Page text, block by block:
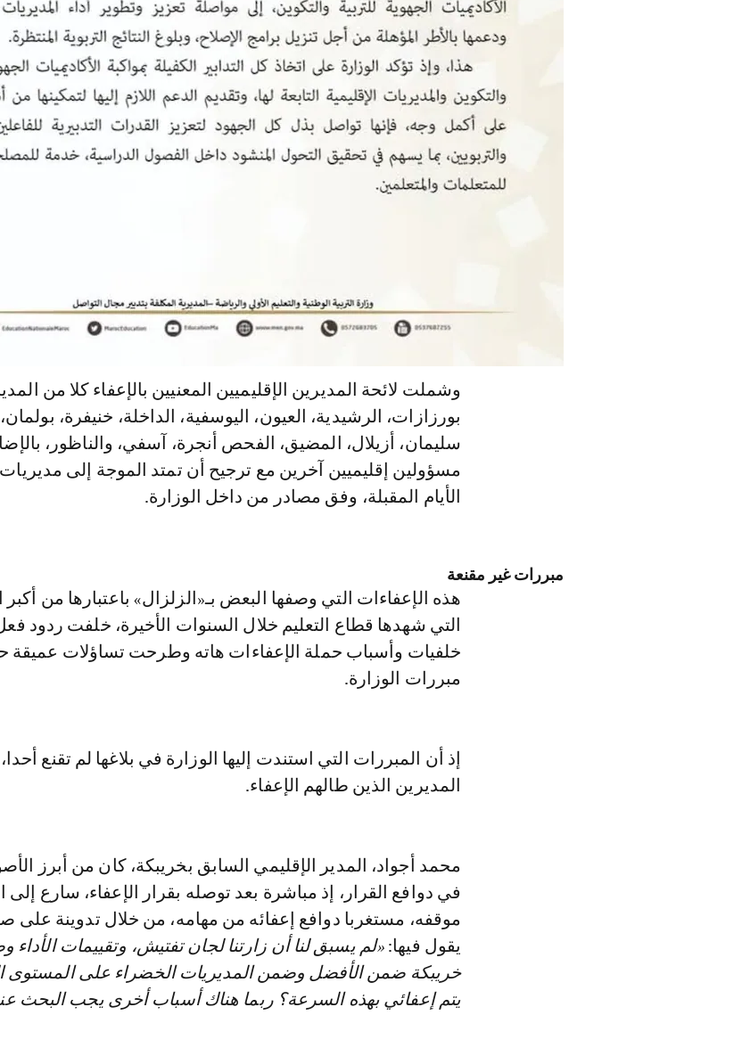
وشملت لائحة المديرين الإقليميين المعنيين بالإعفاء كلا من
بورزازات، الرشيدية، العيون، اليوسفية، الداخلة، خنيفرة،
سليمان، أزيلال، المضيق، الفحص أنجرة، آسفي، والناظور،
مسؤولين إقليميين آخرين مع ترجيح أن تمتد الموجة إلى
الأيام المقبلة، وفق مصادر من داخل الوزارة.
مبررات غير مقنعة
هذه الإعفاءات التي وصفها البعض بـ«الزلزال» باعتبارها من أكبر
التي شهدها قطاع التعليم خلال السنوات الأخيرة، خلفت ردود
خلفيات وأسباب حملة الإعفاءات هاته وطرحت تساؤلات
مبررات الوزارة.
إذ أن المبررات التي استندت إليها الوزارة في بلاغها لم تقنع
المديرين الذين طالهم الإعفاء.
محمد أجواد، المدير الإقليمي السابق بخريبكة، كان من أبرز
في دوافع القرار، إذ مباشرة بعد توصله بقرار الإعفاء، سارع إلى
موقفه، مستغربا دوافع إعفائه من مهامه، من خلال تدوينة على
يقول فيها: «لم يسبق لنا أن زارتنا لجان تفتيش، وتقييمات
خريبكة ضمن الأفضل وضمن المديريات الخضراء على المستوى
يتم إعفائي بهذه السرعة؟ ربما هناك أسباب أخرى يجب البحث